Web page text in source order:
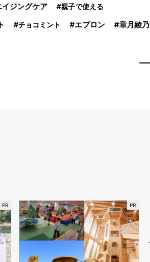
イジングケア 親子で使える
チョコミント エプロン 章月綾乃